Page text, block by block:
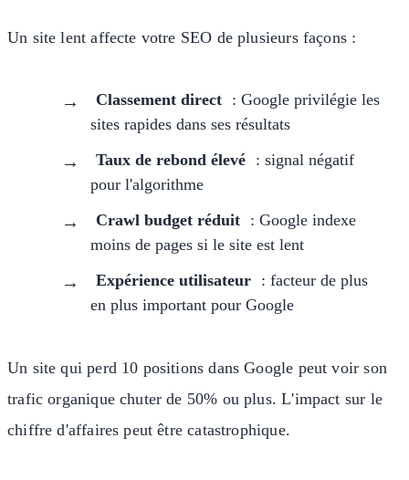
Un site lent affecte votre SEO de plusieurs façons :
Classement direct : Google privilégie les
sites rapides dans ses résultats
Taux de rebond élevé : signal négatif
pour l'algorithme
Crawl budget réduit : Google indexe
moins de pages si le site est lent
Expérience utilisateur : facteur de plus
en plus important pour Google
Un site qui perd 10 positions dans Google peut voir son
trafic organique chuter de 50% ou plus. L'impact sur le
chiffre d'affaires peut être catastrophique.